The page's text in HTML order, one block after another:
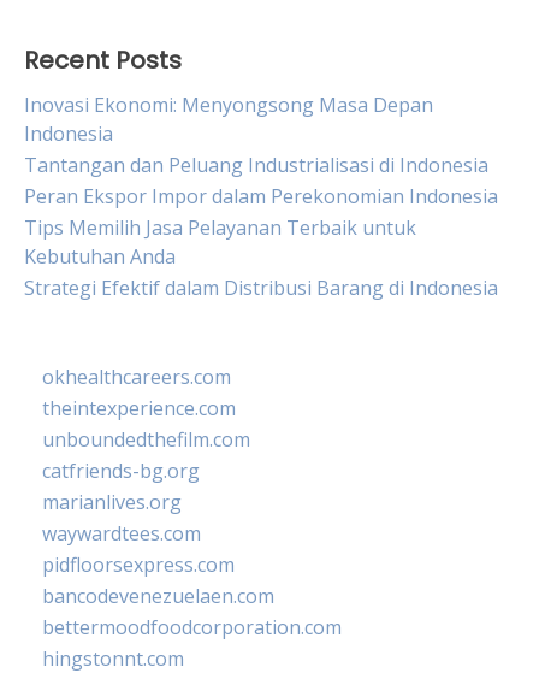
Recent Posts
Inovasi Ekonomi: Menyongsong Masa Depan
Indonesia
Tantangan dan Peluang Industrialisasi di Indonesia
Peran Ekspor Impor dalam Perekonomian Indonesia
Tips Memilih Jasa Pelayanan Terbaik untuk
Kebutuhan Anda
Strategi Efektif dalam Distribusi Barang di Indonesia
okhealthcareers.com
theintexperience.com
unboundedthefilm.com
catfriends-bg.org
marianlives.org
waywardtees.com
pidfloorsexpress.com
bancodevenezuelaen.com
bettermoodfoodcorporation.com
hingstonnt.com